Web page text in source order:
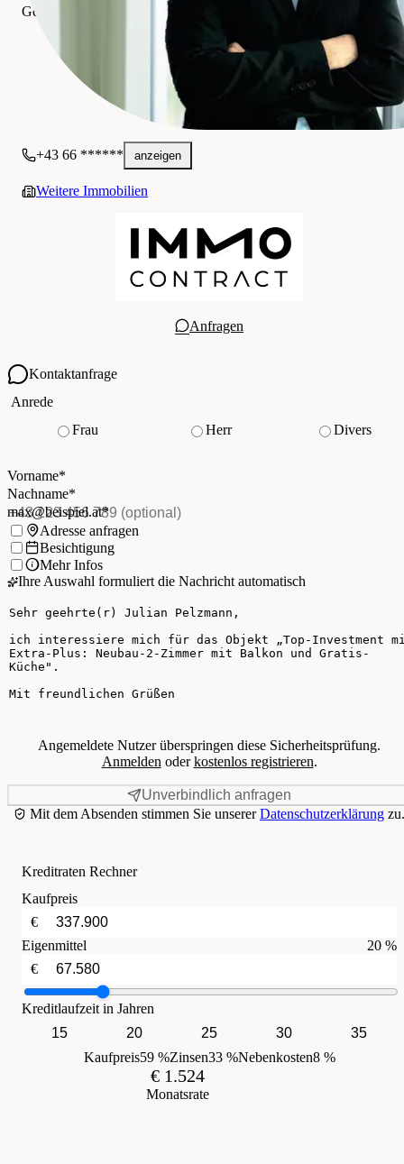
Gewerblich
+43 66 ****** anzeigen
Weitere Immobilien
Anfragen
Kontaktanfrage
Ihre Kontaktdaten
Anrede
Frau
Herr
Divers
Vorname*
Nachname
Nachname*
E-Mail*(Pflichtfeld)
max@beispiel.at*
Telefon(optional)
Ich möchte:Adresse anfragen
Besichtigung
Mehr Infos
Ihre Auswahl formuliert die Nachricht automatisch
Ihre Nachricht
Angemeldete Nutzer überspringen diese Sicherheitsprüfung.
Anmelden oderkostenlos registrieren.
Unverbindlich anfragen
Mit dem Absenden stimmen Sie unsererDatenschutzerklärung zu.
Kreditraten Rechner
Kaufpreis
€
Eigenmittel
20 %
€
Kreditlaufzeit in Jahren
15
20 25 30
35
Kaufpreis59 %Zinsen33 %Nebenkosten8 %
€ 1.524
Monatsrate